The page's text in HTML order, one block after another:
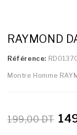
RAYMOND
Référence:
Montre Homme
199,00 DT